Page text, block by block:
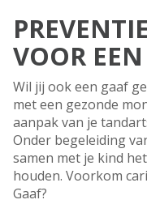
VOOR
Wil jij ook een gaaf
met een gezonde
aanpak van je
Onder begeleiding
samen met je kind
houden. Voorkom
Gaaf?